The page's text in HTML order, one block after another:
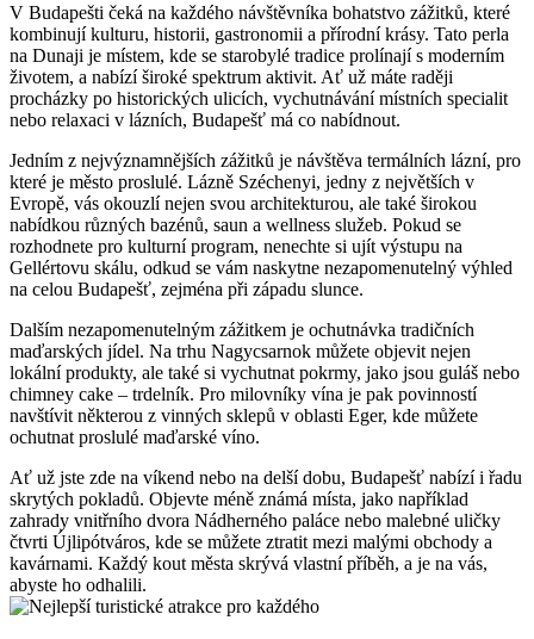
V Budapešti čeká na každého návštěvníka bohatstvo zážitků, které
kombinují kulturu, historii, gastronomii a přírodní krásy. Tato perla
na Dunaji je místem, kde se starobylé tradice prolínají s moderním
životem, a nabízí široké spektrum aktivit. Ať už máte raději
procházky po historických ulicích, vychutnávání místních specialit
nebo relaxaci v lázních, Budapešť má co nabídnout.
Jedním z nejvýznamnějších zážitků je návštěva termálních lázní, pro
které je město proslulé. Lázně Széchenyi, jedny z největších v
Evropě, vás okouzlí nejen svou architekturou, ale také širokou
nabídkou různých bazénů, saun a wellness služeb. Pokud se
rozhodnete pro kulturní program, nenechte si ujít výstupu na
Gellértovu skálu, odkud se vám naskytne nezapomenutelný výhled
na celou Budapešť, zejména při západu slunce.
Dalším nezapomenutelným zážitkem je ochutnávka tradičních
maďarských jídel. Na trhu Nagycsarnok můžete objevit nejen
lokální produkty, ale také si vychutnat pokrmy, jako jsou guláš nebo
chimney cake – trdelník. Pro milovníky vína je pak povinností
navštívit některou z vinných sklepů v oblasti Eger, kde můžete
ochutnat proslulé maďarské víno.
Ať už jste zde na víkend nebo na delší dobu, Budapešť nabízí i řadu
skrytých pokladů. Objevte méně známá místa, jako například
zahrady vnitřního dvora Nádherného paláce nebo malebné uličky
čtvrti Újlipótváros, kde se můžete ztratit mezi malými obchody a
kavárnami. Každý kout města skrývá vlastní příběh, a je na vás,
abyste ho odhalili.